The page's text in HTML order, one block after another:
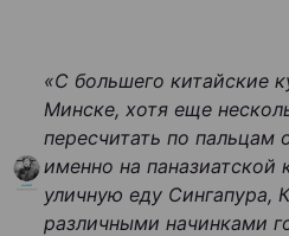
«С большего китайские
Минске, хотя еще
пересчитать по
именно на
уличную еду Сингапура,
различными начинками